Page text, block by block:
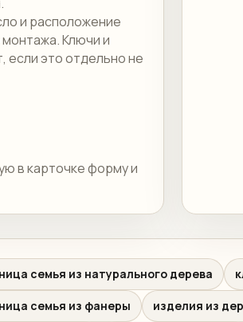
и расположение
Ключи и
если это отдельно не
в карточке форму и
семья из натурального дерева
семья из фанеры изделия из